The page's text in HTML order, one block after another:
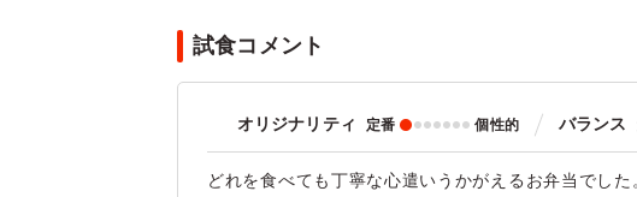
試食コメント
オリジナリティ 定番 個性的 バランス
どれを食べても丁寧な心遣いうかがえるお弁当でし